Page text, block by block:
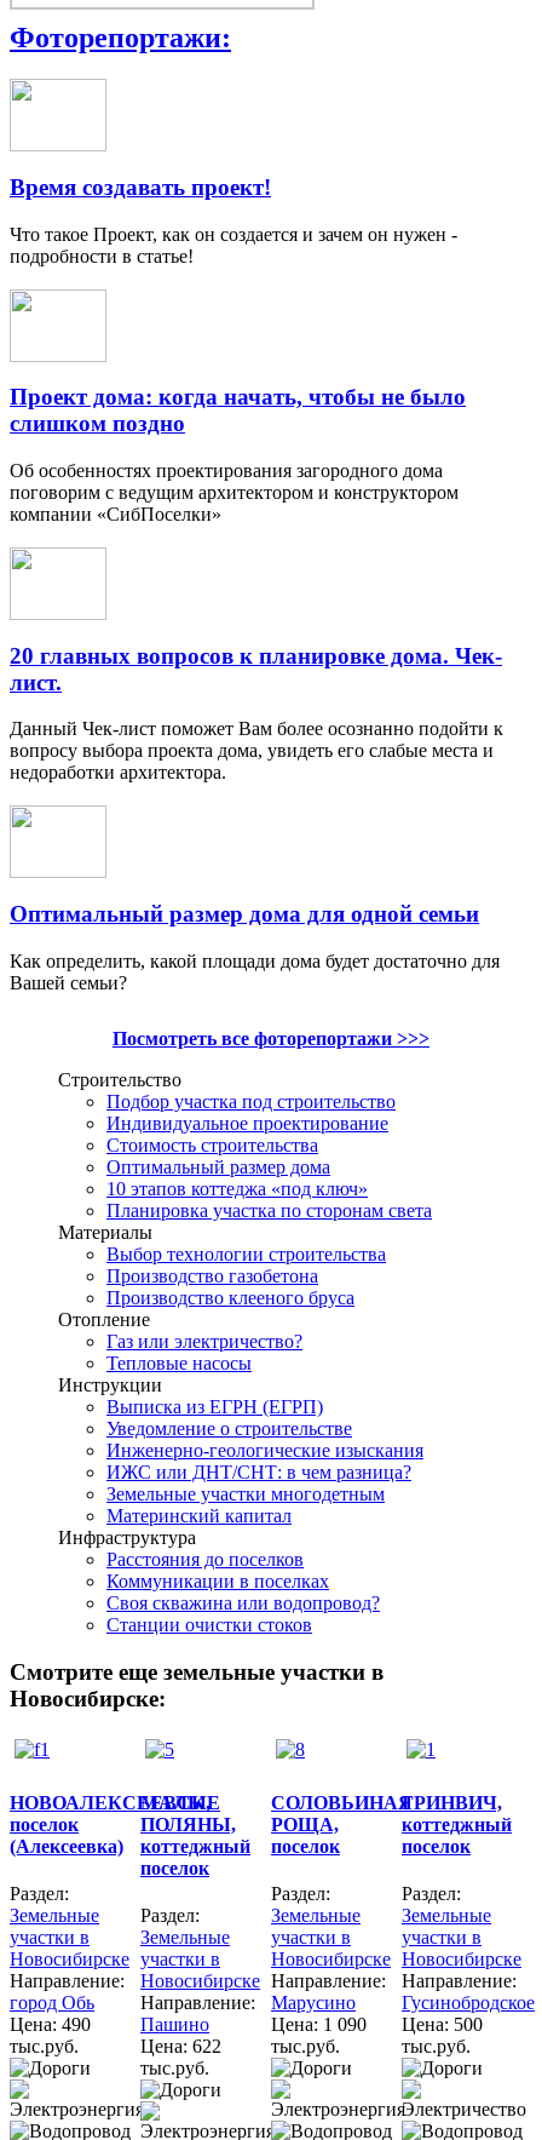
Фоторепортажи:
Время создавать проект!
Что такое Проект, как он создается и зачем он нужен -
подробности в статье!
Проект дома: когда начать, чтобы не было
слишком поздно
Об особенностях проектирования загородного дома
поговорим с ведущим архитектором и конструктором
компании «СибПоселки»
20 главных вопросов к планировке дома. Чек-
лист.
Данный Чек-лист поможет Вам более осознанно подойти к
вопросу выбора проекта дома, увидеть его слабые места и
недоработки архитектора.
Оптимальный размер дома для одной семьи
Как определить, какой площади дома будет достаточно для
Вашей семьи?
Посмотреть все фоторепортажи >>>
Строительство
Подбор участка под строительство
Индивидуальное проектирование
Стоимость строительства
Оптимальный размер дома
10 этапов коттеджа «под ключ»
Планировка участка по сторонам света
Материалы
Выбор технологии строительства
Производство газобетона
Производство клееного бруса
Отопление
Газ или электричество?
Тепловые насосы
Инструкции
Выписка из ЕГРН (ЕГРП)
Уведомление о строительстве
Инженерно-геологические изыскания
ИЖС или ДНТ/СНТ: в чем разница?
Земельные участки многодетным
Материнский капитал
Инфраструктура
Расстояния до поселков
Коммуникации в поселках
Своя скважина или водопровод?
Станции очистки стоков
Смотрите еще земельные участки в
Новосибирске:
НОВОАЛЕКСЕЕВСК,
поселок
(Алексеевка)
Раздел:
Земельные
участки в
Новосибирске
Направление:
город Обь
Цена: 490
тыс.руб.
МАЛЫЕ
ПОЛЯНЫ,
коттеджный
поселок
Раздел:
Земельные
участки в
Новосибирске
Направление:
Пашино
Цена: 622
тыс.руб.
СОЛОВЬИНАЯ
РОЩА,
поселок
Раздел:
Земельные
участки в
Новосибирске
Направление:
Марусино
Цена: 1 090
тыс.руб.
ГРИНВИЧ,
коттеджный
поселок
Раздел:
Земельные
участки в
Новосибирске
Направление:
Гусинобродское
Цена: 500
тыс.руб.